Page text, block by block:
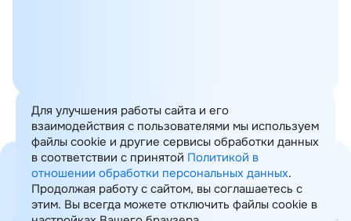
Для улучшения работы сайта и его
взаимодействия с пользователями мы используем
файлы cookie и другие сервисы обработки данных
в соответствии с принятой Политикой в
отношении обработки персональных данных.
Продолжая работу с сайтом, вы соглашаетесь с
этим. Вы всегда можете отключить файлы cookie в
Карта сайта